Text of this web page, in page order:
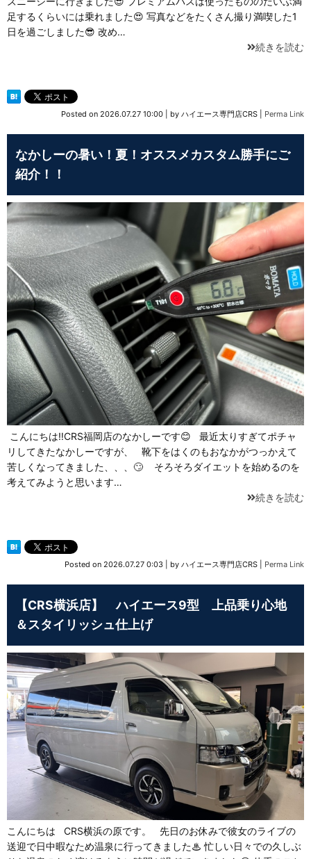
足するくらいには乗れました😍 写真などをたくさん撮り満喫した1
日を過ごしました😎 改め…
続きを読む
Posted on 2026.07.27 10:00 by ハイエース専門店CRS Perma Link
なかしーの暑い！夏！オススメカスタム勝手にご
紹介！！
こんにちは‼CRS福岡店のなかしーです😊 最近太りすぎてポチャ
リしてきたなかしーですが、 靴下をはくのもおなかがつっかえて
苦しくなってきました、、、🙄 そろそろダイエットを始めるのを
考えてみようと思います…
続きを読む
Posted on 2026.07.27 0:03 by ハイエース専門店CRS Perma Link
【CRS横浜店】 ハイエース9型 上品乗り心地
＆スタイリッシュ仕上げ
こんにちは CRS横浜の原です。 先日のお休みで彼女のライブの
送迎で日中暇なため温泉に行ってきました♨ 忙しい日々での久しぶ